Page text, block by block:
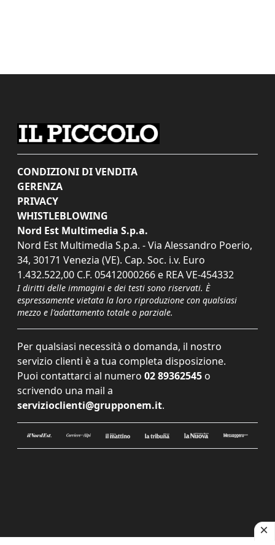
CONDIZIONI DI VENDITA
GERENZA
PRIVACY
WHISTLEBLOWING
Nord Est Multimedia S.p.a.
Nord Est Multimedia S.p.a. - Via Alessandro Poerio,
34, 30171 Venezia (VE). Cap. Soc. i.v. Euro
1.432.522,00 C.F. 05412000266 e REA VE-454332
I diritti delle immagini e dei testi sono riservati. È
espressamente vietata la loro riproduzione con qualsiasi
mezzo e l'adattamento totale o parziale.
Per qualsiasi necessità o domanda, il nostro
servizio clienti è a tua completa disposizione.
Puoi contattarci al numero 02 89362545 o
scrivendo una mail a
servizioclienti@grupponem.it.